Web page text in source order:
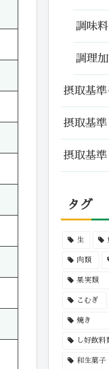
調味
調理
摂取基
摂取基準
摂取基準
タグ
生
肉類
果実類
こむぎ
焼き
し好飲料
和生菓子